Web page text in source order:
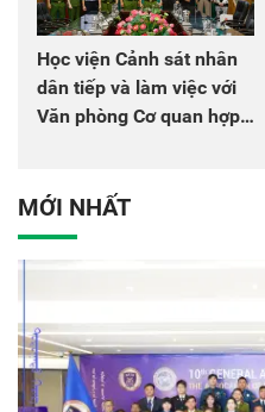
Học viện Cảnh sát nhân
dân tiếp và làm việc với
Văn phòng Cơ quan hợp
MỚI NHẤT